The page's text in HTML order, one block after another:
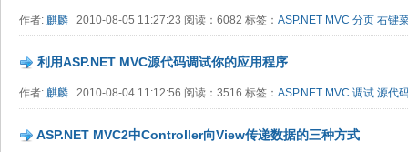
作者: 麒麟 2010-08-05 11:27:23 阅读：6082 标签： ASP.NET MVC 分页 右键
利用ASP.NET MVC源代码调试你的应用程序
作者: 麒麟 2010-08-04 11:12:56 阅读：3516 标签： ASP.NET MVC 调试 源代
ASP.NET MVC2中Controller向View传递数据的三种方式